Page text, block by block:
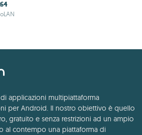
applicazioni multipiattaforma
per Android. Il nostro obiettivo è quello
gratuito e senza restrizioni ad un ampio
al contempo una piattaforma di